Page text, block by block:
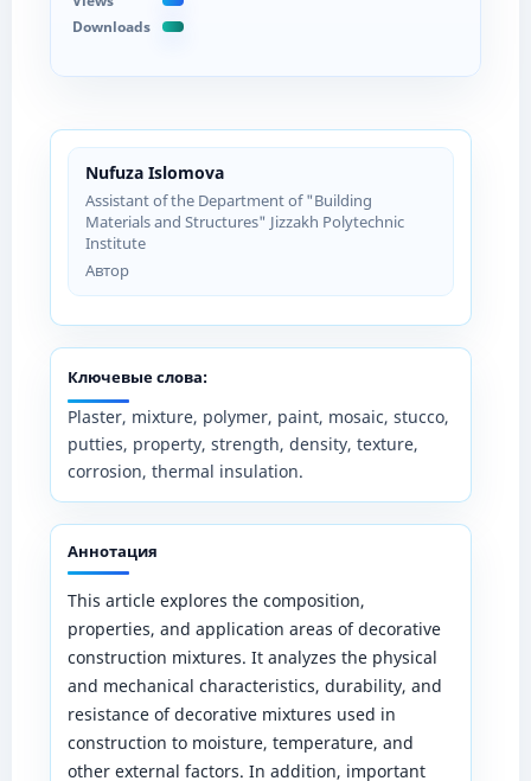
Nufuza Islomova
Assistant of the Department of "Building
Materials and Structures" Jizzakh Polytechnic
Institute
Автор
Ключевые слова:
Plaster, mixture, polymer, paint, mosaic, stucco,
putties, property, strength, density, texture,
corrosion, thermal insulation.
Аннотация
This article explores the composition,
properties, and application areas of decorative
construction mixtures. It analyzes the physical
and mechanical characteristics, durability, and
resistance of decorative mixtures used in
construction to moisture, temperature, and
other external factors. In addition, important
Downloads